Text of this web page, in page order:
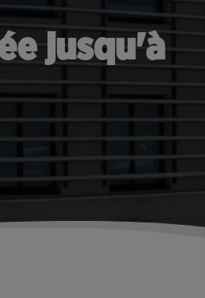
jusqu'à